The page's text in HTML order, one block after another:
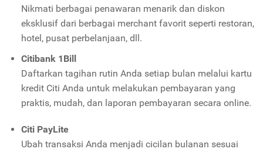
Nikmati berbagai penawaran menarik dan diskon
eksklusif dari berbagai merchant favorit seperti restoran,
hotel, pusat perbelanjaan, dll.
Citibank 1Bill
Daftarkan tagihan rutin Anda setiap bulan melalui kartu
kredit Citi Anda untuk melakukan pembayaran yang
praktis, mudah, dan laporan pembayaran secara online.
Citi PayLite
Ubah transaksi Anda menjadi cicilan bulanan sesuai